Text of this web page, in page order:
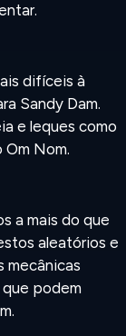
difíceis à
Sandy Dam.
e leques como
Nom.
a mais do que
aleatórios e
mecânicas
podem